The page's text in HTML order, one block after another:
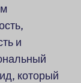
и
который